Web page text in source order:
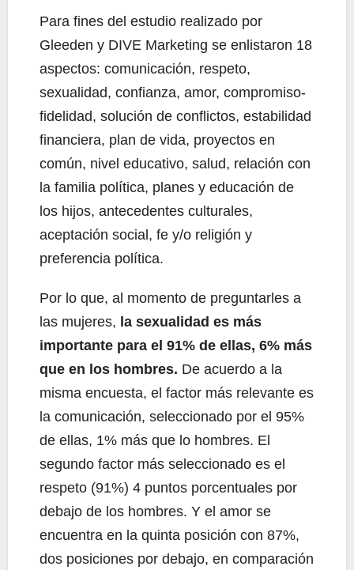
Para fines del estudio realizado por
Gleeden y DIVE Marketing se enlistaron 18
aspectos: comunicación, respeto,
sexualidad, confianza, amor, compromiso-
fidelidad, solución de conflictos, estabilidad
financiera, plan de vida, proyectos en
común, nivel educativo, salud, relación con
la familia política, planes y educación de
los hijos, antecedentes culturales,
aceptación social, fe y/o religión y
preferencia política.
Por lo que, al momento de preguntarles a
las mujeres, la sexualidad es más
importante para el 91% de ellas, 6% más
que en los hombres. De acuerdo a la
misma encuesta, el factor más relevante es
la comunicación, seleccionado por el 95%
de ellas, 1% más que lo hombres. El
segundo factor más seleccionado es el
respeto (91%) 4 puntos porcentuales por
debajo de los hombres. Y el amor se
encuentra en la quinta posición con 87%,
dos posiciones por debajo, en comparación